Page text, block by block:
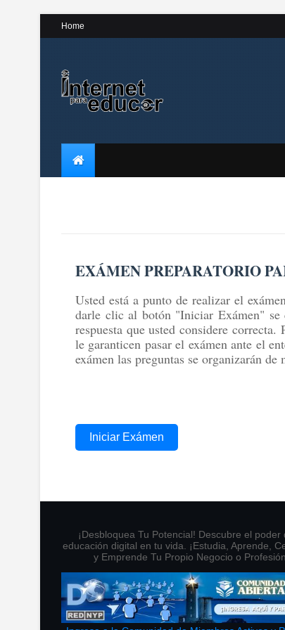
Home
EXÁMEN PREPARATORIO
Usted está a punto de realizar el
darle clic al botón "Iniciar Exámen" se
respuesta que usted considere
le garanticen pasar el exámen ante el
exámen las preguntas se organizarán de
Iniciar Exámen
¡Desbloquea Tu Potencial! Descubre el poder
educación digital en tu vida. ¡Estudia, Aprende,
y Emprende Tu Propio Negocio o